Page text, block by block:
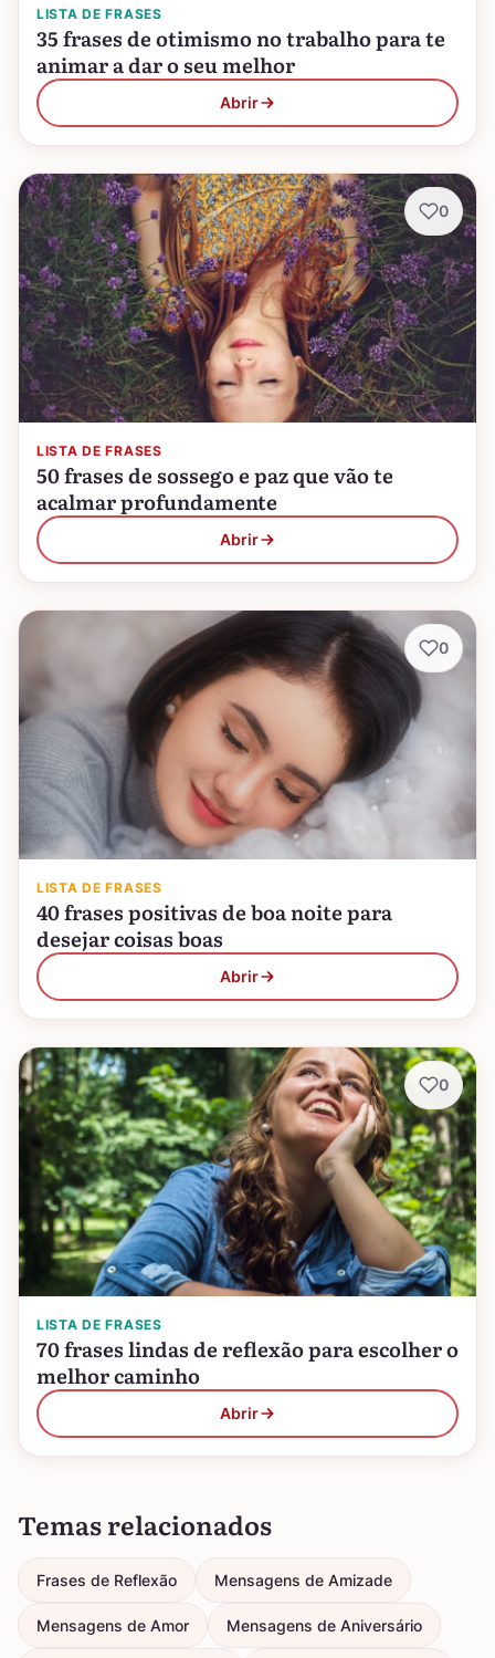
LISTA DE FRASES
35 frases de otimismo no trabalho para te
animar a dar o seu melhor
Abrir
LISTA DE FRASES
50 frases de sossego e paz que vão te
acalmar profundamente
Abrir
0
LISTA DE FRASES
40 frases positivas de boa noite para
desejar coisas boas
Abrir
0
LISTA DE FRASES
70 frases lindas de reflexão para escolher o
melhor caminho
Abrir
0
Temas relacionados
Frases de Reflexão Mensagens de Amizade
Mensagens de Amor Mensagens de Aniversário